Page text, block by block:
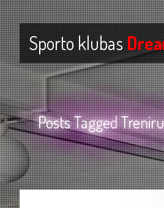
Sporto klubas
Posts Tagged